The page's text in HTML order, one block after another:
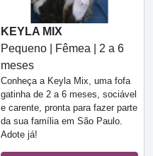
KEYLA MIX
Pequeno | Fêmea | 2 a 6
meses
Conheça a Keyla Mix, uma fofa
gatinha de 2 a 6 meses, sociável
e carente, pronta para fazer parte
da sua família em São Paulo.
Adote já!